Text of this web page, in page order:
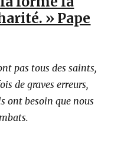
» Pape
pas tous des saints,
de graves erreurs,
ont besoin que nous